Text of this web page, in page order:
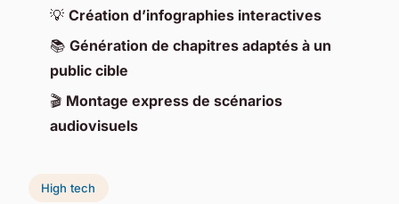
💡 Création d’infographies interactives
📚 Génération de chapitres adaptés à un
public cible
🎬 Montage express de scénarios
audiovisuels
High tech